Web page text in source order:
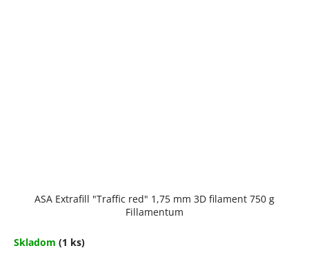
ASA Extrafill "Traffic red" 1,75 mm 3D filament 750 g
Fillamentum
Skladom (1 ks)